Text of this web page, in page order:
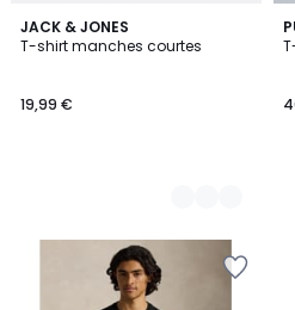
JACK & JONES
T-shirt manches courtes
19,99 €
3
Couleurs